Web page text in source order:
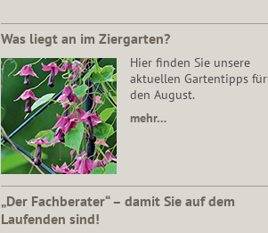
Was liegt an im Ziergarten?
Hier finden Sie unsere
aktuellen Gartentipps für
den August.
mehr…
„Der Fachberater“ – damit Sie auf dem
Laufenden sind!